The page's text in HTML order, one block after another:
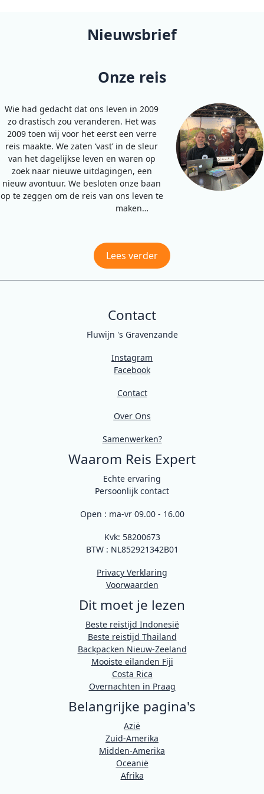
Nieuwsbrief
Onze reis
Wie had gedacht dat ons leven in 2009
zo drastisch zou veranderen. Het was
2009 toen wij voor het eerst een verre
reis maakte. We zaten ‘vast’ in de sleur
van het dagelijkse leven en waren op
zoek naar nieuwe uitdagingen, een
nieuw avontuur. We besloten onze baan
op te zeggen om de reis van ons leven te
maken…
Lees verder
Contact
Fluwijn 's Gravenzande
Instagram
Facebook
Contact
Over Ons
Samenwerken?
Waarom Reis Expert
Echte ervaring
Persoonlijk contact
Open : ma-vr 09.00 - 16.00
Kvk: 58200673
BTW : NL852921342B01
Privacy Verklaring
Voorwaarden
Dit moet je lezen
Beste reistijd Indonesië
Beste reistijd Thailand
Backpacken Nieuw-Zeeland
Mooiste eilanden Fiji
Costa Rica
Overnachten in Praag
Belangrijke pagina's
Azië
Zuid-Amerika
Midden-Amerika
Oceanië
Afrika